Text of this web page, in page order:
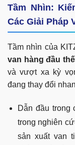
Tầm Nhìn:
Các Giải Pháp
Tầm nhìn của
van hàng đầu
và vượt xa kỳ
đang thay đổi
Dẫn đầu trong
trong nghiên
sản xuất van